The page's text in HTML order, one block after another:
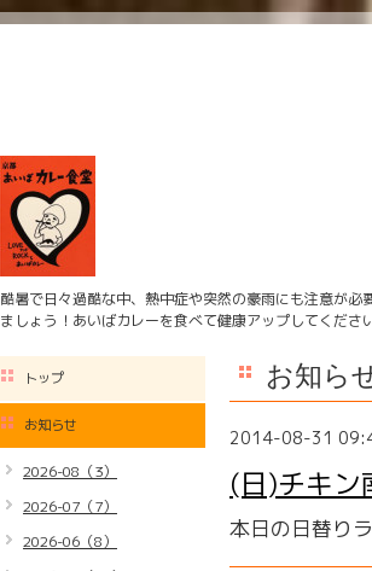
酷暑で日々過酷な中、熱中症や突然の豪雨にも注意が
ましょう！あいばカレーを食べて健康アップしてくださ
お知ら
2014-08-31
(日)チキン
本日の日替り
トップ
お知らせ
2026-08（3）
2026-07（7）
2026-06（8）